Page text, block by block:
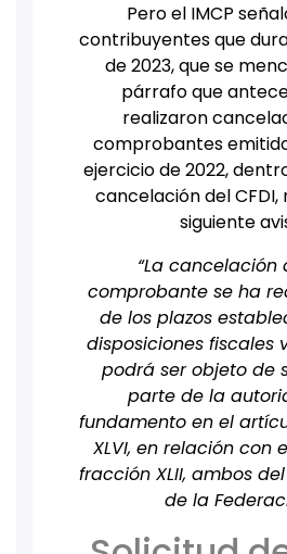
Pero el IMCP
contribuyentes que
de 2023, que se
párrafo que
realizaron
comprobantes
ejercicio de 2022,
cancelación del
siguiente
“La cancelación
comprobante se ha
de los plazos
disposiciones fiscales
podrá ser objeto de
parte de la
fundamento en el
XLVI, en relación con
fracción XLII, ambos
de la